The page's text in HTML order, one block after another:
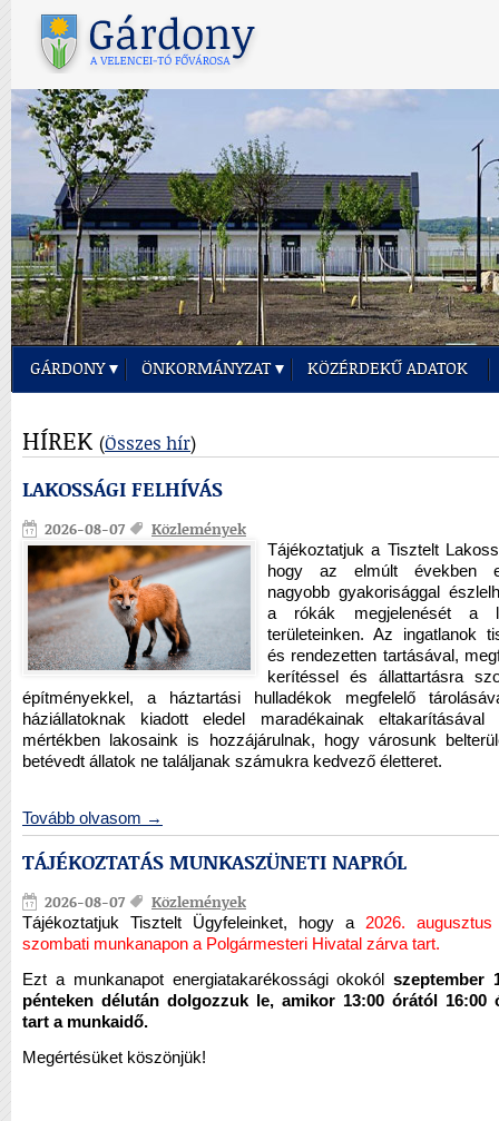
GÁRDONY ÖNKORMÁNYZAT KÖZÉRDEKŰ ADATOK
GÁRDONY
VÁROS
ÖNKORMÁNYZATÁNAK
HONLAPJA
HÍREK (Összes hír)
LAKOSSÁGI FELHÍVÁS
2026-08-07 Közlemények
Tájékoztatjuk a Tisztelt
hogy az elmúlt években
nagyobb gyakorisággal
a rókák megjelenését a
területeinken. Az ingatlanok
és rendezetten tartásával,
kerítéssel és állattartásra
építményekkel, a háztartási hulladékok megfelelő
háziállatoknak kiadott eledel maradékainak eltakarításával
mértékben lakosaink is hozzájárulnak, hogy városunk
betévedt állatok ne találjanak számukra kedvező életteret.
Tovább olvasom →
TÁJÉKOZTATÁS MUNKASZÜNETI NAPRÓL
2026-08-07 Közlemények
Tájékoztatjuk Tisztelt Ügyfeleinket, hogy a 2026. augusztus
szombati munkanapon a Polgármesteri Hivatal zárva tart.
Ezt a munkanapot energiatakarékossági okokólszeptember
pénteken délután dolgozzuk le, amikor 13:00 órától 16:00
tart a munkaidő.
Megértésüket köszönjük!